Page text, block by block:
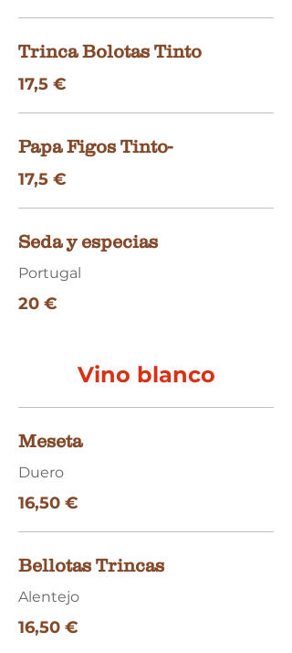
Trinca Bolotas Tinto
17,5 €
Papa Figos Tinto-
17,5 €
Seda y especias
Portugal
20 €
Vino blanco
Meseta
Duero
16,50 €
Bellotas Trincas
Alentejo
16,50 €